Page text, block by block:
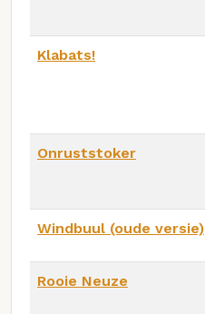
Klabats!
Onruststoker
Windbuul (oude versie)
Rooie Neuze